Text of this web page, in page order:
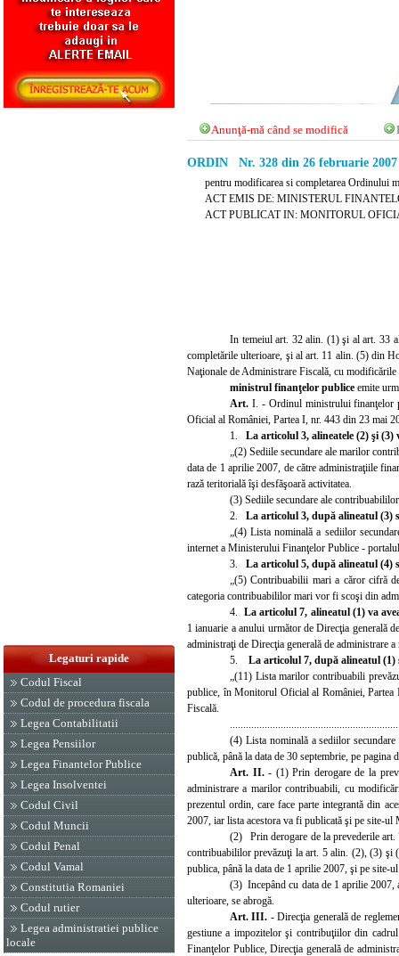
Legaturi rapide
Codul Fiscal
Codul de procedura fiscala
Legea Contabilitatii
Legea Pensiilor
Legea Finantelor Publice
Legea Insolventei
Codul Civil
Codul Muncii
Codul Penal
Codul Vamal
Constitutia Romaniei
Codul rutier
Legea administratiei publice
locale
Anunţă-mă când se modifică
ORDIN Nr. 328 din 26 februarie 2007
pentru modificarea si completarea Ordinului
ACT EMIS DE: MINISTERUL
ACT PUBLICAT IN: MONITORUL
In temeiul art. 32alin. (1) şi al art. 33
completările ulterioare, şi al art. 11 alin. (5) din
Naţionale de Administrare Fiscală, cu modificările
ministrul finanţelor publice emite
Art. I. - Ordinul ministrului finanţelor
Oficial al României, Partea I, nr. 443 din 23 mai
1. La articolul 3, alineatele (2) şi
„(2) Sediile secundare ale marilor
data de 1 aprilie 2007, de către administraţiile
rază teritorială îşi desfăşoară activitatea.
(3) Sediile secundare ale
2. La articolul 3, după alineatul (3)
„(4) Lista nominală a sediilor
internet a Ministerului Finanţelor Publice -
3. La articolul 5, după alineatul (4)
„(5) Contribuabilii mari a căror cifră
categoria contribuabililor mari vor fi scoşi din
4. La articolul 7, alineatul (1) va
1 ianuarie a anului următor de Direcţia generală
administraţi de Direcţia generală de administrare
5. La articolul 7, după alineatul (1)
„(11) Lista marilor contribuabili
publice, în Monitorul Oficial al României, Partea
Fiscală.
(4) Lista nominală a sediilor
publică, până la data de 30 septembrie, pe
Art. II.- (1) Prin derogare de la
administrare a marilor contribuabili, cu
prezentul ordin, care face parte integrantă din
2007, iar lista acestora va fi publicată şi pe site-
(2) Prin derogare de la prevederile
contribuabililor prevăzuţi la art. 5 alin. (2), (3) şi
publica, până la data de 1 aprilie 2007, şi pe
(3) Incepând cu data de 1 aprilie
ulterioare, se abrogă.
Art. III. - Direcţia generală de
gestiune a impozitelor şi contribuţiilor din
Finanţelor Publice, Direcţia generală de